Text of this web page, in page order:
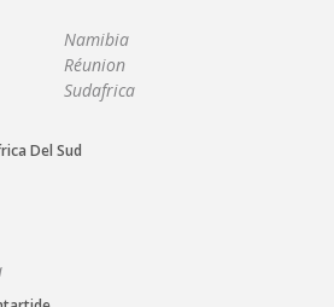
Namibia
Réunion
Sudafrica
Del Sud